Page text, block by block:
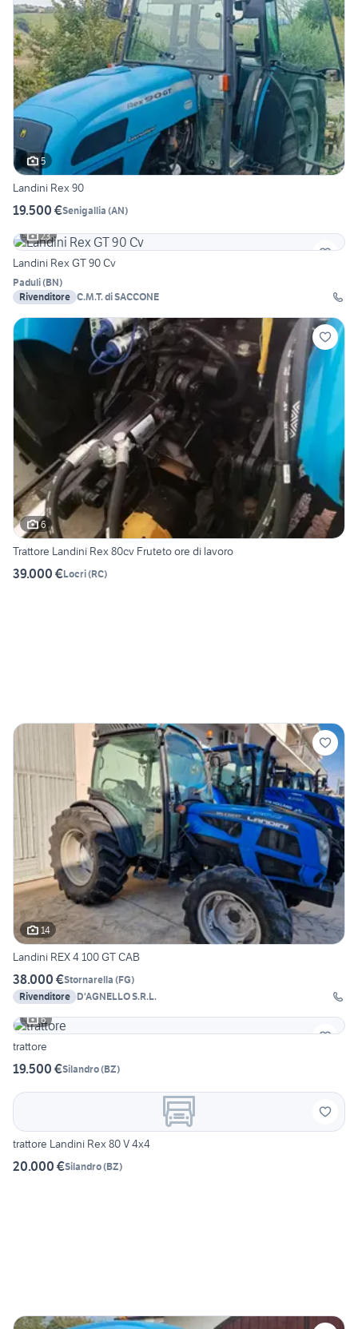
5
Landini Rex 90
19.500 €Senigallia (AN)
23
Landini Rex GT 90 Cv
Paduli(BN)
Rivenditore C.M.T. di SACCONE
6
Trattore Landini Rex 80cv Fruteto ore di lavoro
39.000 €Locri(RC)
14
Landini REX 4 100 GT CAB
38.000 €Stornarella (FG)
Rivenditore D'AGNELLO S.R.L.
6
trattore
19.500 €Silandro(BZ)
trattore Landini Rex 80 V 4x4
20.000 €Silandro(BZ)